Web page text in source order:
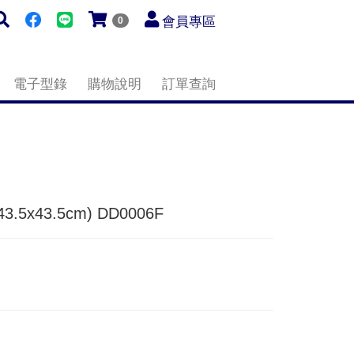
0 會員專區
電子型錄 購物說明 訂單查詢
DD0006F